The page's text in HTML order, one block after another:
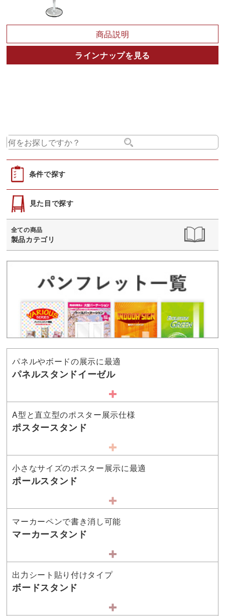
商品説明
ラインナップを見る
条件で探す
見た目で探す
全ての商品
製品カテゴリ
パネルやボードの展示に最適
パネルスタンドイーゼル
A型と直立型のポスター展示仕様
ポスタースタンド
小さなサイズのポスター展示に最適
ポールスタンド
マーカーペンで書き消し可能
マーカースタンド
出力シート貼り付けタイプ
ボードスタンド